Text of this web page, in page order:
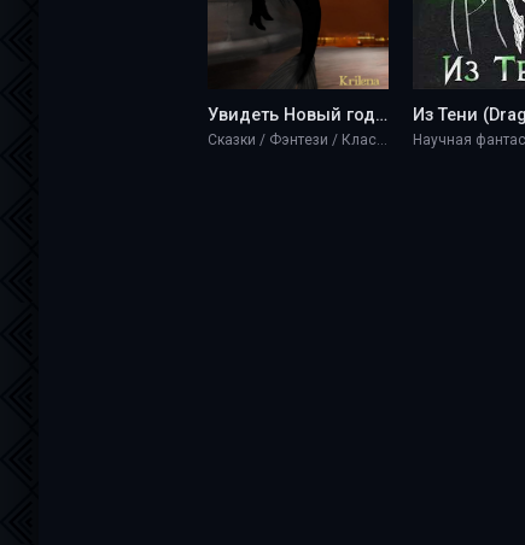
Увидеть Новый год - Krilena
Сказки / Фэнтези / Классика